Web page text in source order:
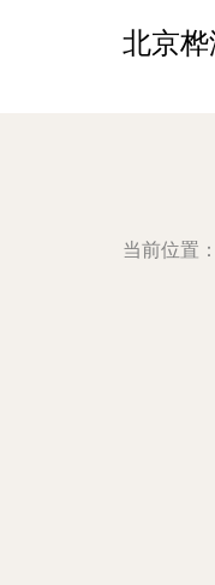
北京桦
当前位置：